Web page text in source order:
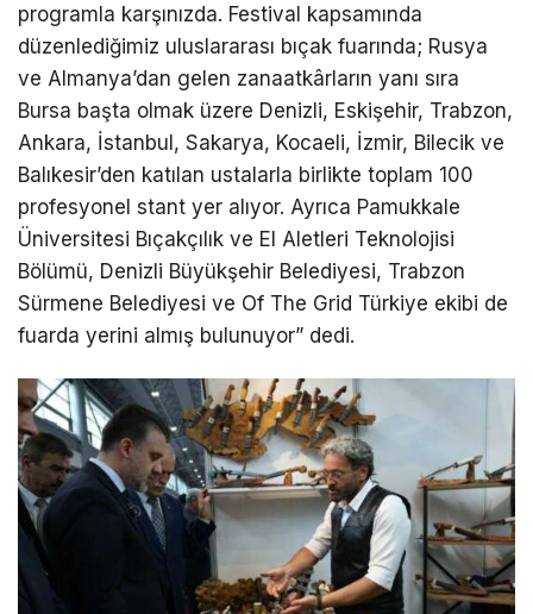
programla karşınızda. Festival kapsamında
düzenlediğimiz uluslararası bıçak fuarında; Rusya
ve Almanya’dan gelen zanaatkârların yanı sıra
Bursa başta olmak üzere Denizli, Eskişehir, Trabzon,
Ankara, İstanbul, Sakarya, Kocaeli, İzmir, Bilecik ve
Balıkesir’den katılan ustalarla birlikte toplam 100
profesyonel stant yer alıyor. Ayrıca Pamukkale
Üniversitesi Bıçakçılık ve El Aletleri Teknolojisi
Bölümü, Denizli Büyükşehir Belediyesi, Trabzon
Sürmene Belediyesi ve Of The Grid Türkiye ekibi de
fuarda yerini almış bulunuyor” dedi.